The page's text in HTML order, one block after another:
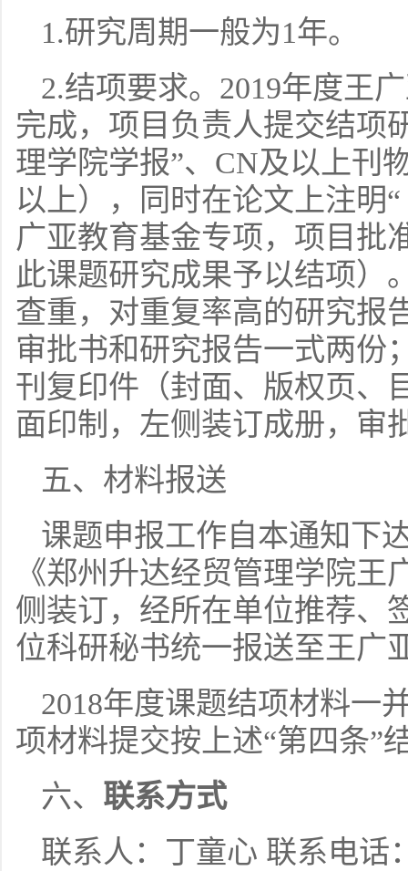
1.研究周期一般为1年。
2.结项要求。2019年度王
完成，项目负责人提交结项
理学院学报”、CN及以上刊
以上），同时在论文上注明
广亚教育基金专项，项目批
此课题研究成果予以结项）
查重，对重复率高的研究报
审批书和研究报告一式两份
刊复印件（封面、版权页、
面印制，左侧装订成册，审
五、材料报送
课题申报工作自本通知下
《郑州升达经贸管理学院
侧装订，经所在单位推荐、
位科研秘书统一报送至王广
2018年度课题结项材料一
项材料提交按上述“第四条”
六、 联系方式
联系人：丁童心 联系电话